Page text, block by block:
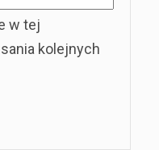
w tej
kolejnych